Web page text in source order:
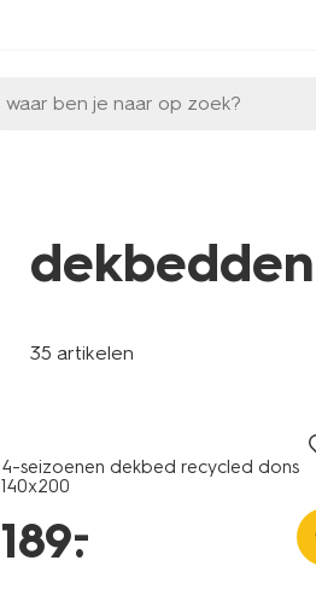
waar ben je naar op zoek?
dekbedden
35 artikelen
4-seizoenen dekbed recycled dons
140x200
189.
–